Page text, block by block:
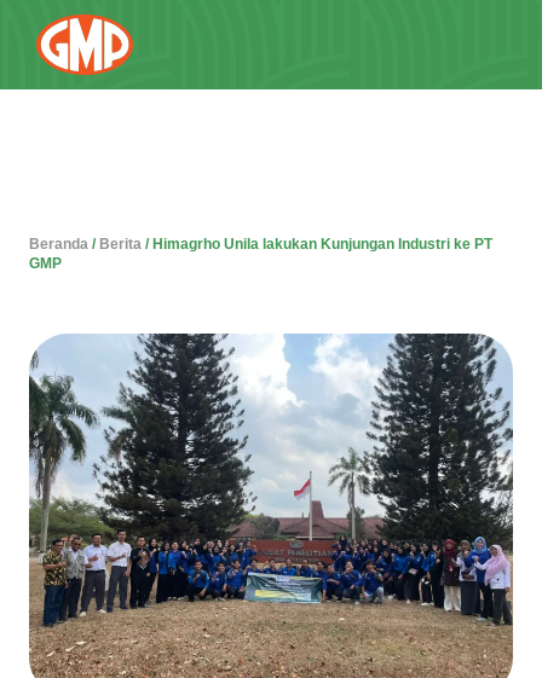
Beranda / Berita / Himagrho Unila lakukan Kunjungan Industri ke PT
GMP